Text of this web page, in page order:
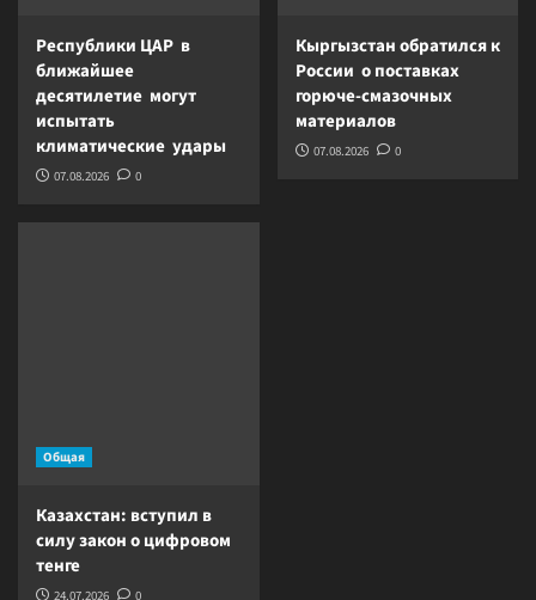
Республики ЦАР в
ближайшее
десятилетие могут
испытать
климатические удары
07.08.2026 0
Кыргызстан обратился к
России о поставках
горюче-смазочных
материалов
07.08.2026 0
Общая
Казахстан: вступил в
силу закон о цифровом
тенге
24.07.2026 0